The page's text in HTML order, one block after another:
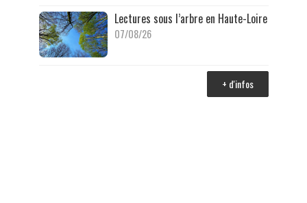
Lectures sous l’arbre en Haute-Loire
07/08/26
+ d'infos